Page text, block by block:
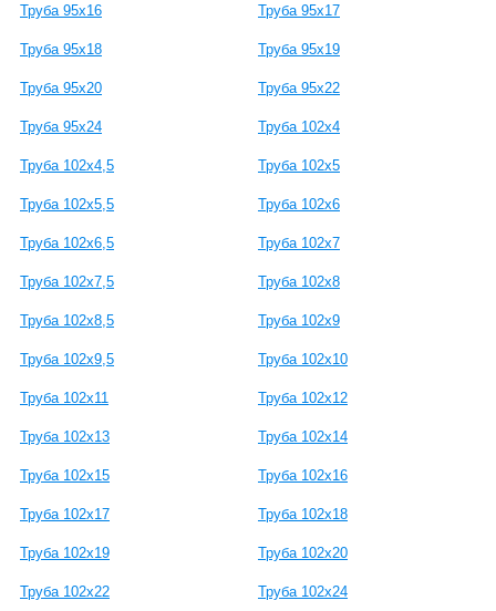
Труба 95x16 Труба 95x17
Труба 95x18 Труба 95x19
Труба 95x20 Труба 95x22
Труба 95x24 Труба 102x4
Труба 102x4,5 Труба 102x5
Труба 102x5,5 Труба 102x6
Труба 102x6,5 Труба 102x7
Труба 102x7,5 Труба 102x8
Труба 102x8,5 Труба 102x9
Труба 102x9,5 Труба 102x10
Труба 102x11 Труба 102x12
Труба 102x13 Труба 102x14
Труба 102x15 Труба 102x16
Труба 102x17 Труба 102x18
Труба 102x19 Труба 102x20
Труба 102x22 Труба 102x24